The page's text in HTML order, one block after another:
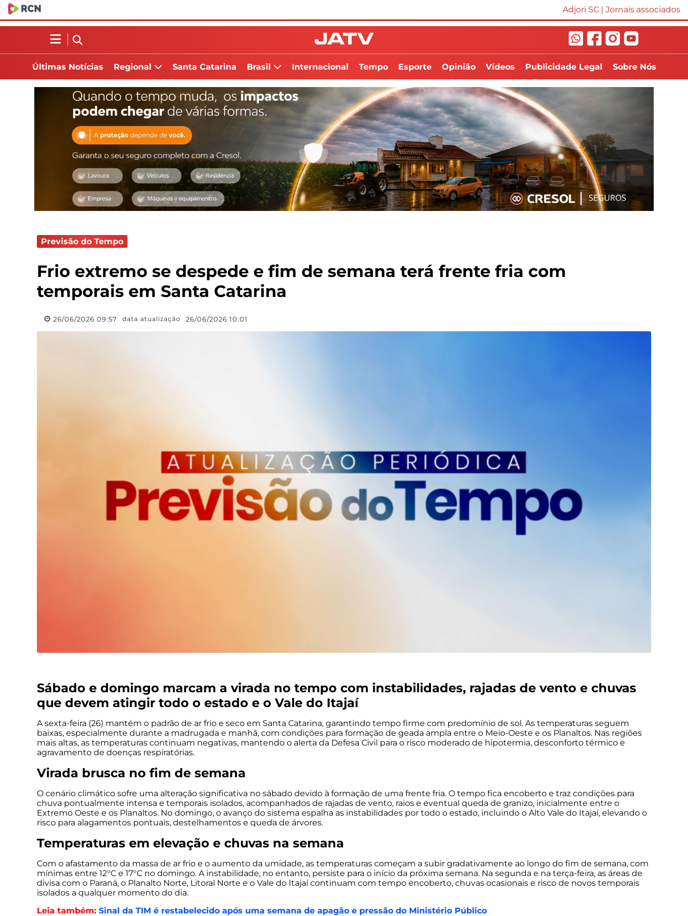
Adjori SC | Jornais associados
Últimas Notícias Regional Santa Catarina Brasil Internacional Tempo Esporte Opinião Vídeos Publicidade Legal Sobre Nós
Previsão do Tempo
Frio extremo se despede e fim de semana terá frente fria com
temporais em Santa Catarina
26/06/2026 09:57 data atualização 26/06/2026 10:01
Sábado e domingo marcam a virada no tempo com instabilidades, rajadas de vento e chuvas
que devem atingir todo o estado e o Vale do Itajaí
A sexta-feira (26) mantém o padrão de ar frio e seco em Santa Catarina, garantindo tempo firme com predomínio de sol. As temperaturas seguem
baixas, especialmente durante a madrugada e manhã, com condições para formação de geada ampla entre o Meio-Oeste e os Planaltos. Nas regiões
mais altas, as temperaturas continuam negativas, mantendo o alerta da Defesa Civil para o risco moderado de hipotermia, desconforto térmico e
agravamento de doenças respiratórias.
Virada brusca no fim de semana
O cenário climático sofre uma alteração significativa no sábado devido à formação de uma frente fria. O tempo fica encoberto e traz condições para
chuva pontualmente intensa e temporais isolados, acompanhados de rajadas de vento, raios e eventual queda de granizo, inicialmente entre o
Extremo Oeste e os Planaltos. No domingo, o avanço do sistema espalha as instabilidades por todo o estado, incluindo o Alto Vale do Itajaí, elevando o
risco para alagamentos pontuais, destelhamentos e queda de árvores.
Temperaturas em elevação e chuvas na semana
Com o afastamento da massa de ar frio e o aumento da umidade, as temperaturas começam a subir gradativamente ao longo do fim de semana, com
mínimas entre 12°C e 17°C no domingo. A instabilidade, no entanto, persiste para o início da próxima semana. Na segunda e na terça-feira, as áreas de
divisa com o Paraná, o Planalto Norte, Litoral Norte e o Vale do Itajaí continuam com tempo encoberto, chuvas ocasionais e risco de novos temporais
isolados a qualquer momento do dia.
Leia também: Sinal da TIM é restabelecido após uma semana de apagão e pressão do Ministério Público